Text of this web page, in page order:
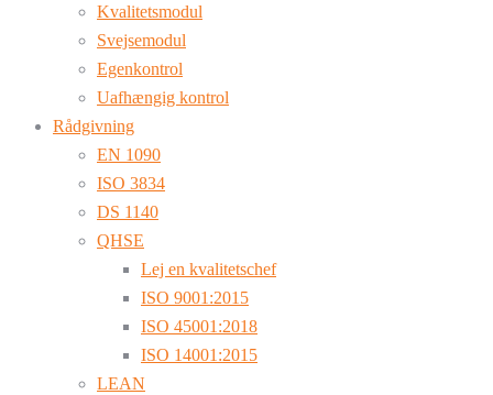
Kvalitetsmodul
Svejsemodul
Egenkontrol
Uafhængig kontrol
Rådgivning
EN 1090
ISO 3834
DS 1140
QHSE
Lej en kvalitetschef
ISO 9001:2015
ISO 45001:2018
ISO 14001:2015
LEAN